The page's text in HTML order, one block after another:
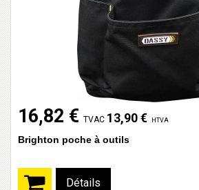
16,82 € TVAC 13,90 € HTVA
Brighton poche à outils
Détails